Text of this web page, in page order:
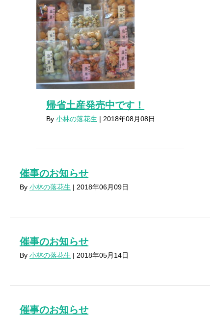
帰省土産発売中です！
By 小林の落花生 | 2018年08月08日
催事のお知らせ
By 小林の落花生 | 2018年06月09日
催事のお知らせ
By 小林の落花生 | 2018年05月14日
催事のお知らせ